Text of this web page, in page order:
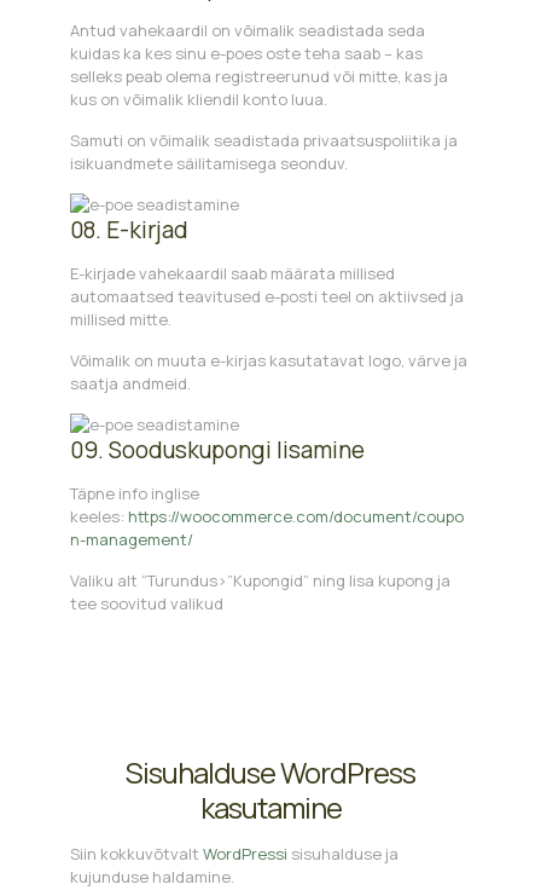
Antud vahekaardil on võimalik seadistada seda
kuidas ka kes sinu e-poes oste teha saab – kas
selleks peab olema registreerunud või mitte, kas ja
kus on võimalik kliendil konto luua.
Samuti on võimalik seadistada privaatsuspoliitika ja
isikuandmete säilitamisega seonduv.
08. E-kirjad
E-kirjade vahekaardil saab määrata millised
automaatsed teavitused e-posti teel on aktiivsed ja
millised mitte.
Võimalik on muuta e-kirjas kasutatavat logo, värve ja
saatja andmeid.
09. Sooduskupongi lisamine
Täpne info inglise
keeles: https://woocommerce.com/document/coupo
n-management/
Valiku alt “Turundus>”Kupongid” ning lisa kupong ja
tee soovitud valikud
Sisuhalduse WordPress
kasutamine
Siin kokkuvõtvalt WordPressi sisuhalduse ja
kujunduse haldamine.